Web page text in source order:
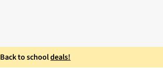
Back to schooldeals!